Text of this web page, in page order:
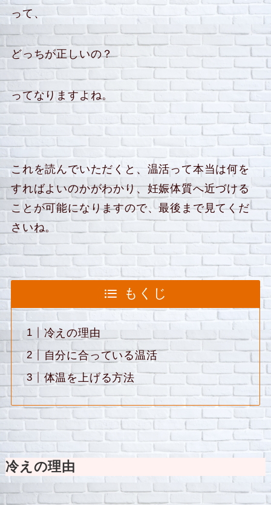
って、
どっちが正しいの？
ってなりますよね。
これを読んでいただくと、温活って本当は何を
すればよいのかがわかり、妊娠体質へ近づける
ことが可能になりますので、最後まで見てくだ
さいね。
もくじ
冷えの理由
自分に合っている温活
体温を上げる方法
冷えの理由